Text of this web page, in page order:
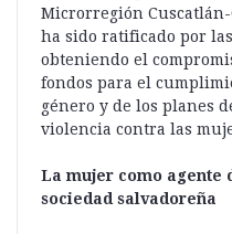
Microrregión Cuscatlán-
ha sido ratificado por
obteniendo el
fondos para el
género y de los planes
violencia contra las
La mujer como agente
sociedad salvadoreña